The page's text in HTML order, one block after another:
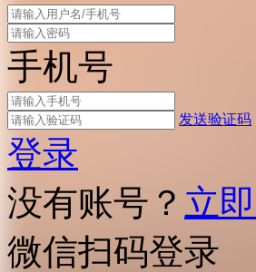
手机号
发送验证码
登录
没有账号？ 立
微信扫码登录